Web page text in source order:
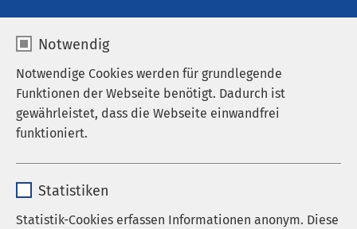
Notwendig
Notwendige Cookies werden für grundlegende
Funktionen der Webseite benötigt. Dadurch ist
gewährleistet, dass die Webseite einwandfrei
funktioniert.
Anbieter sgalinski
Statistiken
Statistik-Cookies erfassen Informationen anonym. Diese
Impressum
AMEOS Poliklinika Salzland GmbH
D-39218 Schönebeck
Fax: +49 3928 64-1609